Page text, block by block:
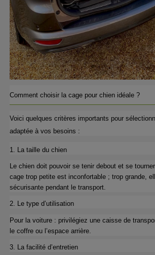
Comment choisir la cage pour chien idéale ?
Voici quelques critères importants pour
adaptée à vos besoins :
1. La taille du chien
Le chien doit pouvoir se tenir debout et se
cage trop petite est inconfortable ; trop grande,
sécurisante pendant le transport.
2. Le type d’utilisation
Pour la voiture : privilégiez une caisse de
le coffre ou l’espace arrière.
3. La facilité d’entretien